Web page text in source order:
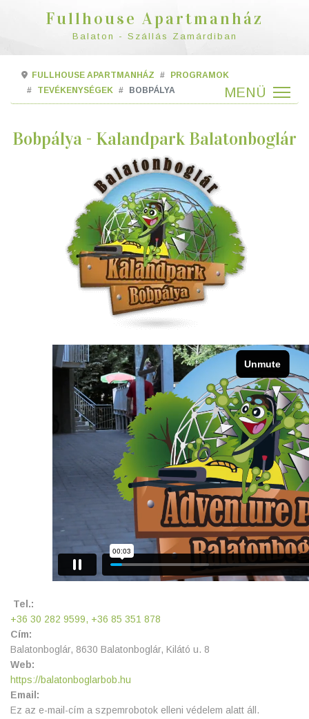
Fullhouse Apartmanház
Balaton - Szállás Zamárdiban
FULLHOUSE APARTMANHÁZ
PROGRAMOK
TEVÉKENYSÉGEK
BOBPÁLYA
Bobpálya - Kalandpark Balatonboglár
Tel.:
+36 30 282 9599, +36 85 351 878
Cím:
Balatonboglár, 8630 Balatonboglár, Kilátó u. 8
Web:
https://balatonboglarbob.hu
Email:
Ez az e-mail-cím a szpemrobotok elleni védelem alatt áll.